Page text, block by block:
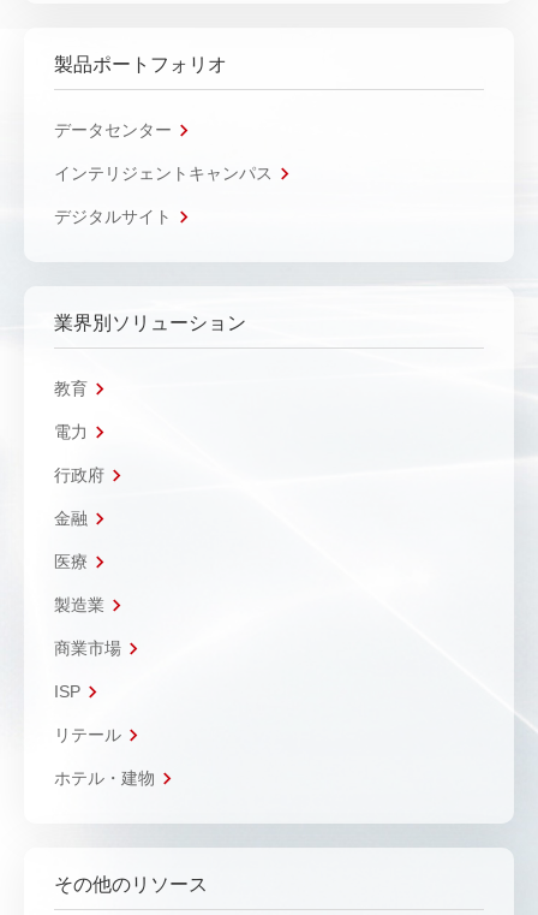
製品ポートフォリオ
データセンター
インテリジェントキャンパス
デジタルサイト
業界別ソリューション
教育
電力
行政府
金融
医療
製造業
商業市場
ISP
リテール
ホテル・建物
その他のリソース